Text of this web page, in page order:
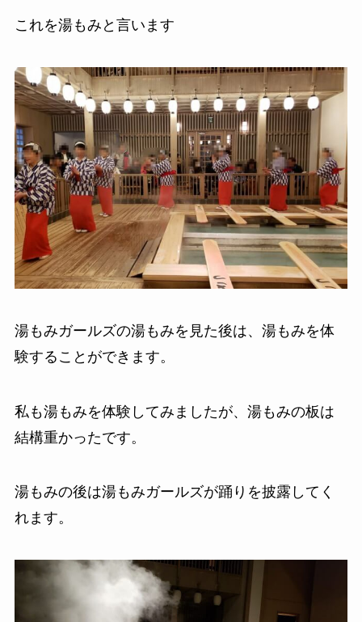
これを湯もみと言います
湯もみガールズの湯もみを見た後は、湯もみを体
験することができます。
私も湯もみを体験してみましたが、湯もみの板は
結構重かったです。
湯もみの後は湯もみガールズが踊りを披露してく
れます。